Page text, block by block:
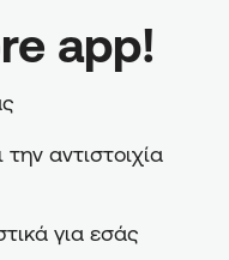
app!
αντιστοιχία
για εσάς